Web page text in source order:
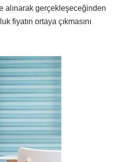
alınarak gerçekleşeceğinden
fiyatın ortaya çıkmasını